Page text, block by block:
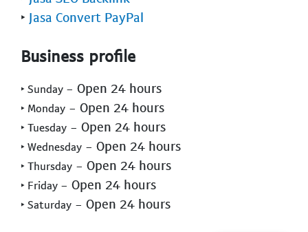
‣ Jasa Convert PayPal
Business profile
‣ Sunday - Open 24 hours
‣ Monday - Open 24 hours
‣ Tuesday - Open 24 hours
‣ Wednesday - Open 24 hours
‣ Thursday - Open 24 hours
‣ Friday - Open 24 hours
‣ Saturday - Open 24 hours